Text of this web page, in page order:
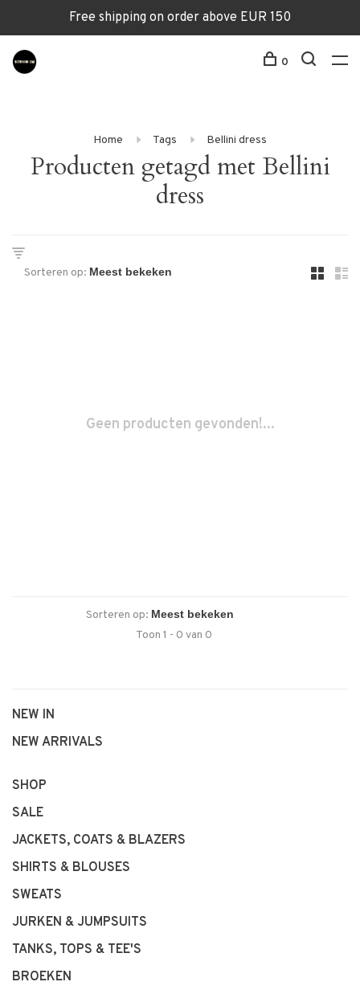
Free shipping on order above EUR 150
0
Home Tags Bellini dress
Producten getagd met Bellini
dress
Sorteren op:
Geen producten gevonden!...
Sorteren op:
Toon 1 - 0 van 0
NEW IN
NEW ARRIVALS
SHOP
SALE
JACKETS, COATS & BLAZERS
SHIRTS & BLOUSES
SWEATS
JURKEN & JUMPSUITS
TANKS, TOPS & TEE'S
BROEKEN